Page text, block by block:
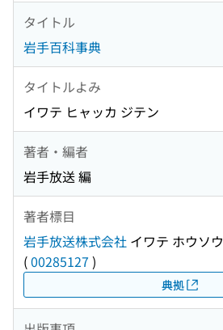
タイトル
岩手百科事典
タイトルよみ
イワテ ヒャッカ ジテン
著者・編者
岩手放送 編
著者標目
岩手放送株式会社 イワテ ホウソ
(00285127 )
典拠